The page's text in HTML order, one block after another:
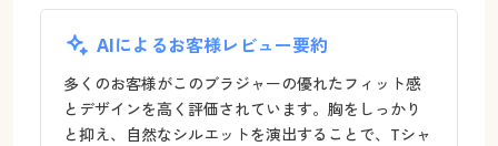
AIによるお客様レビュー要約
多くのお客様がこのブラジャーの優れたフィット感
とデザインを高く評価されています。胸をしっかり
と抑え、自然なシルエットを演出することで、Tシャ